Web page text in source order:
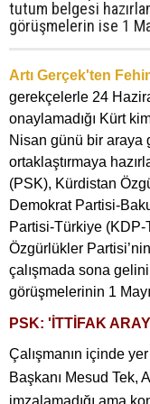
tutum belgesi
görüşmelerin ise 1
Artı Gerçek'ten
gerekçelerle 24
onaylamadığı Kürt
Nisan günü bir araya
ortaklaştırmaya
(PSK), Kürdistan
Demokrat Partisi-
Partisi-Türkiye
Özgürlükler
çalışmada sona
görüşmelerinin 1
PSK: 'İTTİFAK
Çalışmanın içinde
Başkanı Mesud Tek,
imzalamadığı ama